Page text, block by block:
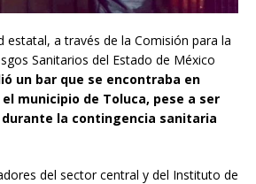
estatal, a través de la Comisión para la
Sanitarios del Estado de México
un bar que se encontraba en
municipio de Toluca, pese a ser
la contingencia sanitaria
del sector central y del Instituto de